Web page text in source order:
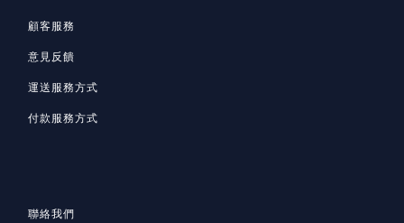
顧客服務
意見反饋
運送服務方式
付款服務方式
聯絡我們